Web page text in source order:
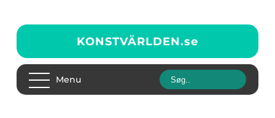
KONSTVÄRLDEN.se
Menu